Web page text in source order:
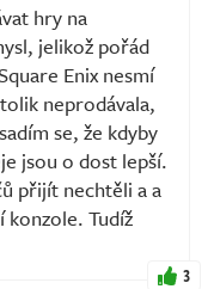
hry na
jelikož pořád
Enix nesmí
neprodávala,
se, že kdyby
jsou o dost lepší.
přijít nechtěli a a
konzole. Tudíž
3